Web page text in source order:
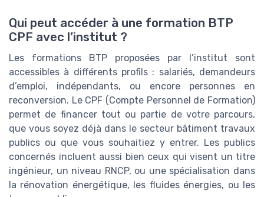
Qui peut accéder à une formation BTP
CPF avec l’institut ?
Les formations BTP proposées par l’institut sont
accessibles à différents profils : salariés, demandeurs
d’emploi, indépendants, ou encore personnes en
reconversion. Le CPF (Compte Personnel de Formation)
permet de financer tout ou partie de votre parcours,
que vous soyez déjà dans le secteur bâtiment travaux
publics ou que vous souhaitiez y entrer. Les publics
concernés incluent aussi bien ceux qui visent un titre
ingénieur, un niveau RNCP, ou une spécialisation dans
la rénovation énergétique, les fluides énergies, ou les